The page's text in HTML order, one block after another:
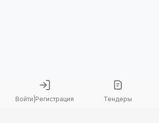
Войти Регистрация Тендеры